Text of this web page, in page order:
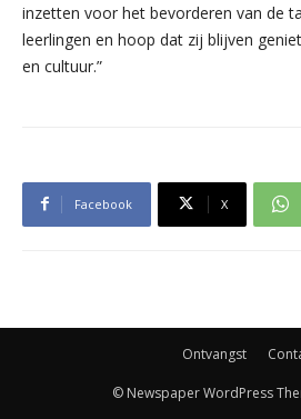
inzetten voor het bevorderen van de
leerlingen en hoop dat zij blijven
en cultuur.”
Facebook X
Ontvangst
© Newspaper WordPress